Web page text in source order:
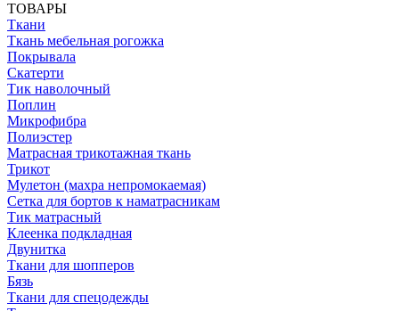
ТОВАРЫ
Ткани
Ткань мебельная рогожка
Покрывала
Скатерти
Тик наволочный
Поплин
Микрофибра
Полиэстер
Матрасная трикотажная ткань
Трикот
Мулетон (махра непромокаемая)
Сетка для бортов к наматрасникам
Тик матрасный
Клеенка подкладная
Двунитка
Ткани для шопперов
Бязь
Ткани для спецодежды